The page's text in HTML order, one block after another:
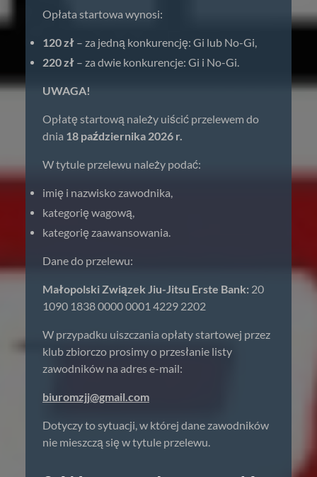
Opłata startowa wynosi:
120 zł – za jedną konkurencję: Gi lub No-Gi,
220 zł – za dwie konkurencje: Gi i No-Gi.
UWAGA!
Opłatę startową należy uiścić przelewem do
dnia 18 października 2026 r.
W tytule przelewu należy podać:
imię i nazwisko zawodnika,
kategorię wagową,
kategorię zaawansowania.
Dane do przelewu:
Małopolski Związek Jiu-Jitsu Erste Bank: 20
1090 1838 0000 0001 4229 2202
W przypadku uiszczania opłaty startowej przez
klub zbiorczo prosimy o przesłanie listy
zawodników na adres e-mail:
biuromzjj@gmail.com
Dotyczy to sytuacji, w której dane zawodników
nie mieszczą się w tytule przelewu.